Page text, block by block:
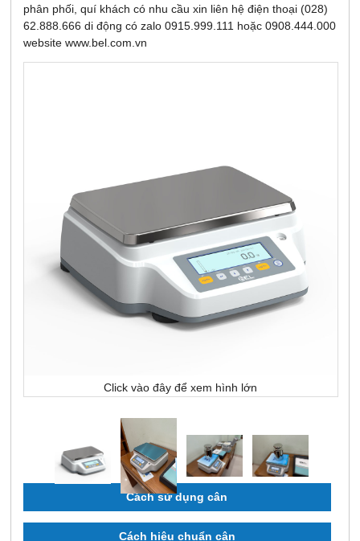
phân phối, quí khách có nhu cầu xin liên hệ điện thoại (028)
62.888.666 di động có zalo 0915.999.111 hoặc 0908.444.000
website www.bel.com.vn
Click vào đây để xem hình lớn
Cách sử dụng cân
Cách hiệu chuẩn cân